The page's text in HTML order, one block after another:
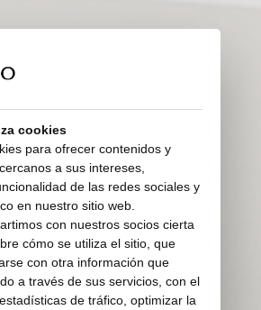
cookies
para ofrecer contenidos y
a sus intereses,
de las redes sociales y
en nuestro sitio web.
con nuestros socios cierta
cómo se utiliza el sitio, que
con otra información que
a través de sus servicios, con el
de tráfico, optimizar la